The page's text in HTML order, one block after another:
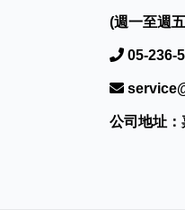
(週一至週
05-236-
公司地址